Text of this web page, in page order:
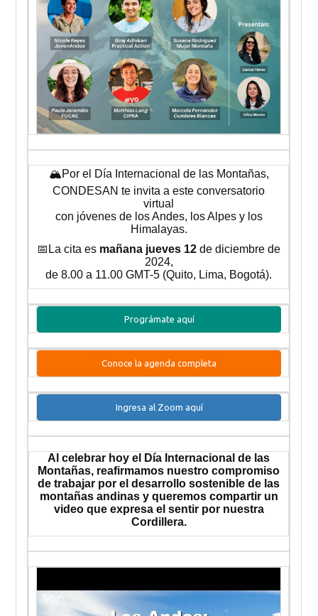
🏔️Por el Día Internacional de las Montañas,
CONDESAN te invita a este conversatorio
virtual
con jóvenes de los Andes, los Alpes y los
Himalayas.
📅La cita es mañana jueves 12 de diciembre de
2024,
de 8.00 a 11.00 GMT-5 (Quito, Lima, Bogotá).
Prográmate aquí
Conoce la agenda completa
Ingresa al Zoom aquí
Al celebrar hoy el Día Internacional de las
Montañas, reafirmamos nuestro compromiso
de trabajar por el desarrollo sostenible de las
montañas andinas y queremos compartir un
video que expresa el sentir por nuestra
Cordillera.